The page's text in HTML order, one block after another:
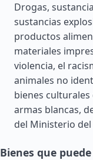
Drogas,
sustancias
productos
materiales
violencia, el
animales no
bienes
armas blancas,
del Ministerio
Bienes que